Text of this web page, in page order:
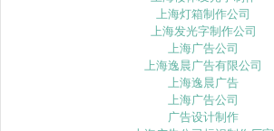
上海灯箱制作公司
上海发光字制作公司
上海广告公司
上海逸晨广告有限公司
上海逸晨广告
上海广告公司
广告设计制作